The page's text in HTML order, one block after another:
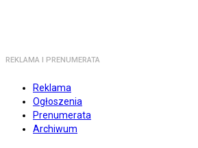
REKLAMA I PRENUMERATA
Reklama
Ogłoszenia
Prenumerata
Archiwum